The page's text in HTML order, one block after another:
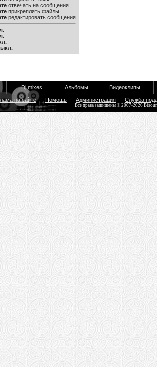
отвечать на сообщения
прикреплять файлы
редактировать сообщения
Dj mixes Альбомы Видеоклипы
на сайте Помощь Администрация Служба
Все права защищены © 2007-2026